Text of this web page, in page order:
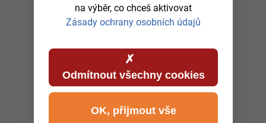
na výběr, co chceš aktivovat
Zásady ochrany osobních údajů
Odmítnout všechny cookies
OK, přijmout vše